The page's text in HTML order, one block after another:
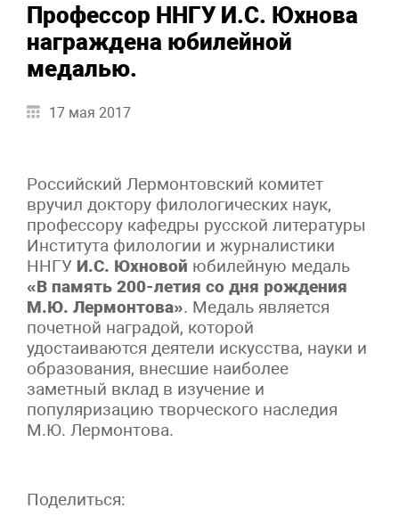
Профессор ННГУ И.С. Юхнова
награждена юбилейной
медалью.
17 мая 2017
Российский Лермонтовский комитет
вручил доктору филологических наук,
профессору кафедры русской литературы
Института филологии и журналистики
ННГУ И.С. Юхновой юбилейную медаль
«В память 200-летия со дня рождения
М.Ю. Лермонтова». Медаль является
почетной наградой, которой
удостаиваются деятели искусства, науки и
образования, внесшие наиболее
заметный вклад в изучение и
популяризацию творческого наследия
М.Ю. Лермонтова.
Поделиться: